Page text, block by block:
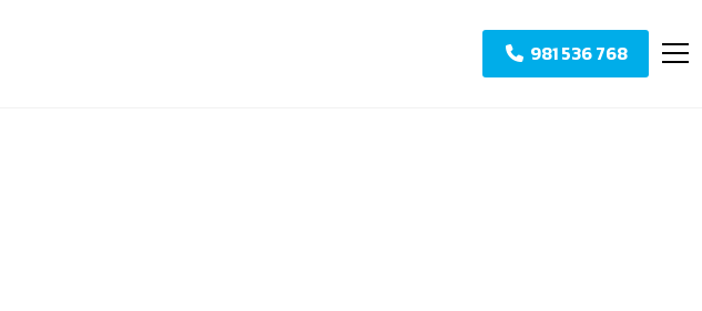
981 536 768